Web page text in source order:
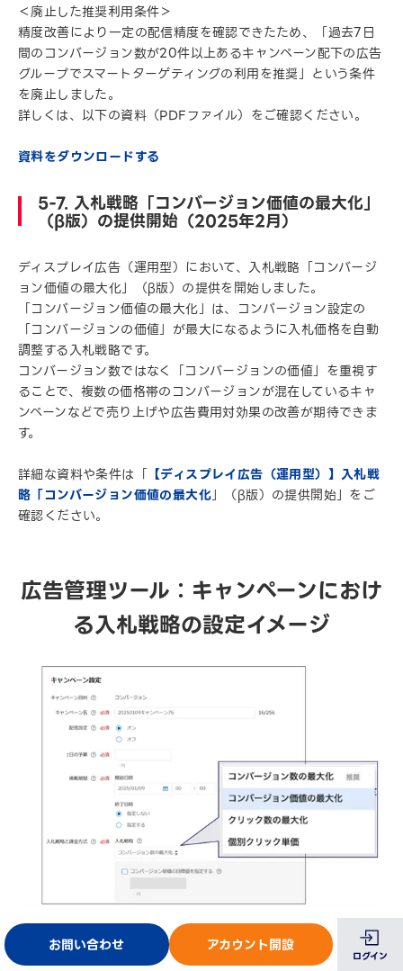
＜廃止した推奨利用条件＞
精度改善により一定の配信精度を確認できたため、「過去7日
間のコンバージョン数が20件以上あるキャンペーン配下の広告
グループでスマートターゲティングの利用を推奨」という条件
を廃止しました。
詳しくは、以下の資料（PDFファイル）をご確認ください。
資料をダウンロードする
5-7. 入札戦略「コンバージョン価値の最大化」
（β版）の提供開始（2025年2月）
ディスプレイ広告（運用型）において、入札戦略「コンバージ
ョン価値の最大化」（β版）の提供を開始しました。
「コンバージョン価値の最大化」は、コンバージョン設定の
「コンバージョンの価値」が最大になるように入札価格を自動
調整する入札戦略です。
コンバージョン数ではなく「コンバージョンの価値」を重視す
ることで、複数の価格帯のコンバージョンが混在しているキャ
ンペーンなどで売り上げや広告費用対効果の改善が期待できま
す。
詳細な資料や条件は「 【ディスプレイ広告（運用型）】入札戦
略「コンバージョン価値の最大化」（β版）の提供開始」をご
確認ください。
広告管理ツール：キャンペーンにおけ
る入札戦略の設定イメージ
5-8. オーディエンスリスト「高度なセグメン
ト」にURL追加（2025年3月）
お問い合わせ アカウント開設
ログイン